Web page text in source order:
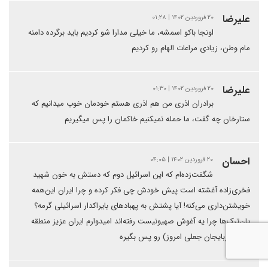
علیرضا ۲۰ فروردین ۱۴۰۲ | ۰۱:۲۸
اونجا باکو اسمشه، ما خیلی مدارا شو کردیم باید برگرده دامنه
مام وطن، زیادی مراعات الهام رو کردیم
علیرضا ۲۰ فروردین ۱۴۰۲ | ۰۱:۳۰
برادران اذری من هم اذری هستم خودمان خوب میدانیم که
ستارخان چه گفت، ما حمله نمیکنیم خاکمان را پس میگیریم
احسان ۲۰ فروردین ۱۴۰۲ | ۰۴:۰۵
شگفت‌زده‌ام که این اسرائیل دوم که دستش به خون شهید
فخری‌زاده آغشته است پیش خودش چی فکر کرده و چرا ایران این‌همه
خویشتن‌داری می‌کنه! آیا پشتش به پهبادهای بایراکدار اسرائیلی گرمه؟
پان‌ترک‌ها چرا یه آغوش صهیونیست رفته‌اند امیدوارم ایران عزیز منطقه
آران(آذربایجان جعلی امروز) رو پس بگیره